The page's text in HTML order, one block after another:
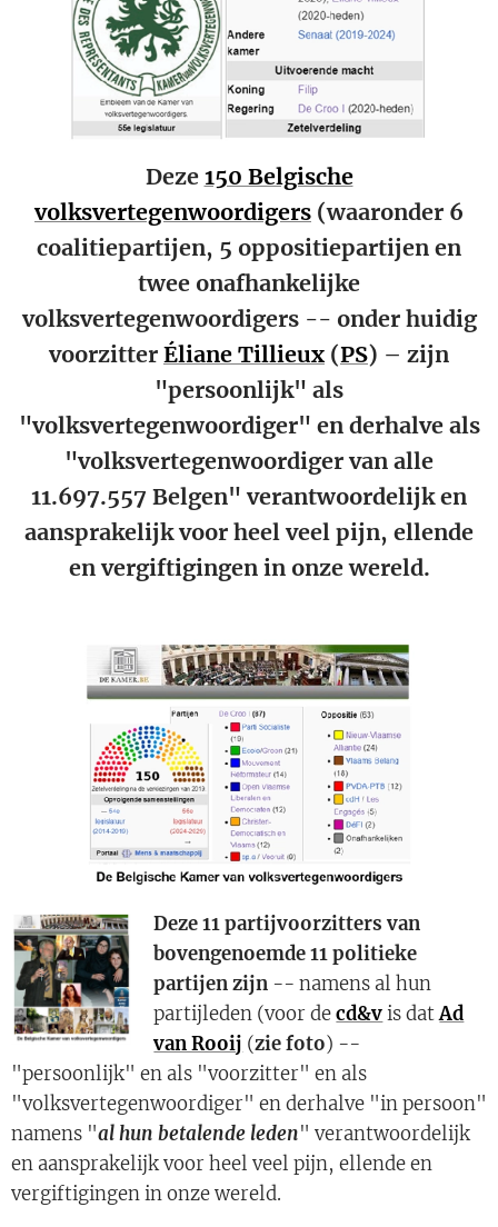
Deze 150 Belgische
volksvertegenwoordigers (waaronder 6
coalitiepartijen, 5 oppositiepartijen en
twee onafhankelijke
volksvertegenwoordigers -- onder huidig
voorzitter Éliane Tillieux (PS) – zijn
"persoonlijk" als
"volksvertegenwoordiger" en derhalve als
"volksvertegenwoordiger van alle
11.697.557 Belgen" verantwoordelijk en
aansprakelijk voor heel veel pijn, ellende
en vergiftigingen in onze wereld.
Deze 11 partijvoorzitters van
bovengenoemde 11 politieke
partijen zijn -- namens al hun
partijleden (voor decd&vis datAd
van Rooij (zie foto) --
"persoonlijk" en als "voorzitter" en als
"volksvertegenwoordiger" en derhalve "in persoon"
namens "al hun betalende leden" verantwoordelijk
en aansprakelijk voor heel veel pijn, ellende en
vergiftigingen in onze wereld.